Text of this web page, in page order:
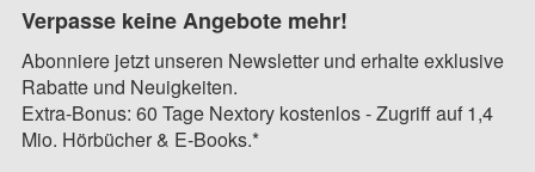
Verpasse keine Angebote mehr!
Abonniere jetzt unseren Newsletter und erhalte exklusive
Rabatte und Neuigkeiten.
Extra-Bonus: 60 Tage Nextory kostenlos - Zugriff auf 1,4
Mio. Hörbücher & E-Books.*